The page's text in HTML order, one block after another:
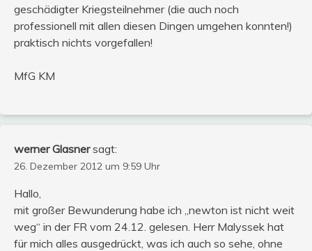
geschädigter Kriegsteilnehmer (die auch noch
professionell mit allen diesen Dingen umgehen konnten!)
praktisch nichts vorgefallen!
MfG KM
werner Glasner sagt:
26. Dezember 2012 um 9:59 Uhr
Hallo,
mit großer Bewunderung habe ich „newton ist nicht weit
weg“ in der FR vom 24.12. gelesen. Herr Malyssek hat
für mich alles ausgedrückt, was ich auch so sehe, ohne